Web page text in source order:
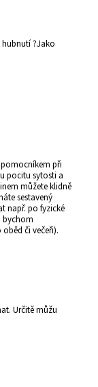
?Jako
při
pocitu sytosti a
můžete klidně
sestavený
např. po fyzické
bychom
či večeři).
Určitě můžu